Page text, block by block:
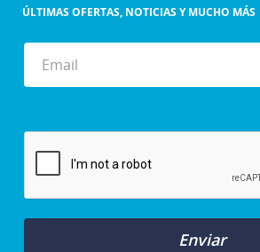
ÚLTIMAS OFERTAS, NOTICIAS Y MUCHO MÁS
Enviar